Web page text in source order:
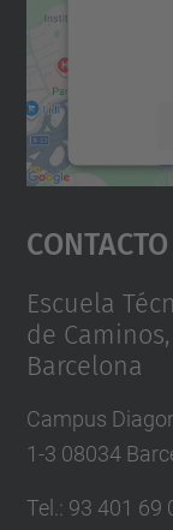
Contacto
Escuela
de
Barcelona
Campus
1-3 08034
Tel. : 93 401 69